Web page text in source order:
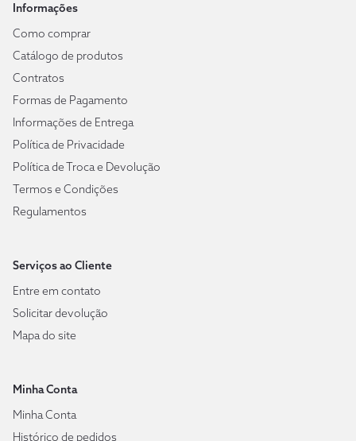
Informações
Como comprar
Catálogo de produtos
Contratos
Formas de Pagamento
Informações de Entrega
Política de Privacidade
Política de Troca e Devolução
Termos e Condições
Regulamentos
Serviços ao Cliente
Entre em contato
Solicitar devolução
Mapa do site
Minha Conta
Minha Conta
Histórico de pedidos